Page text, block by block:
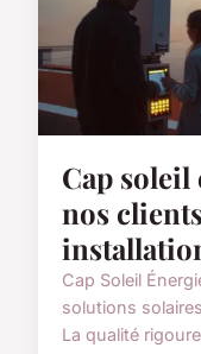
Cap
nos
Cap Soleil
solutions
La qualité